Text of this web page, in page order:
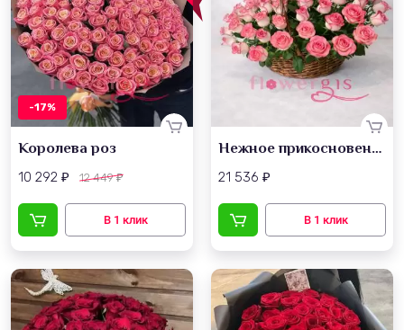
-17%
Королева роз
10 292 ₽ 12 449₽
Нежное прикосновение
21 536 ₽